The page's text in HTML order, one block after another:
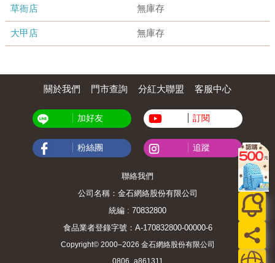
草衙店 無庫存
大甲店 無庫存
關於我們 門市查詢 分紅大聯盟 客服中心
加好友 訂閱
粉絲團 追蹤
聯絡我們
公司名稱：金石網絡股份有限公司
統編 : 70832800
食品業者登錄字號：A-170832800-00000-6
Copyright© 2000–2026 金石網絡股份有限公司